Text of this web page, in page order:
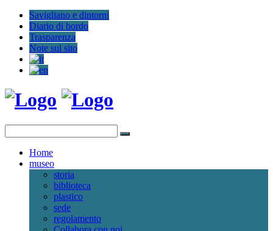
Savigliano e dintorni
Diario di bordo
Trasparenza
Note sul sito
Home
museo
storia
biblioteca
plastico
sede
regolamento